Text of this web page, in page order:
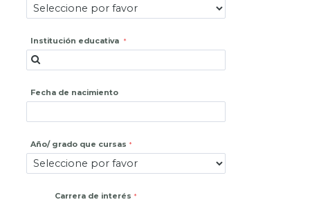
Institución educativa
Fecha de nacimiento
Año/ grado que cursas
Carrera de interés